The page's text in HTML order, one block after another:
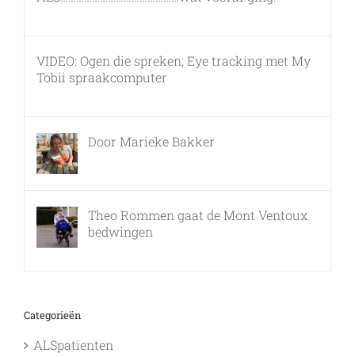
VIDEO: Ogen die spreken; Eye tracking met My
Tobii spraakcomputer
Door Marieke Bakker
Theo Rommen gaat de Mont Ventoux
bedwingen
Categorieën
ALSpatienten